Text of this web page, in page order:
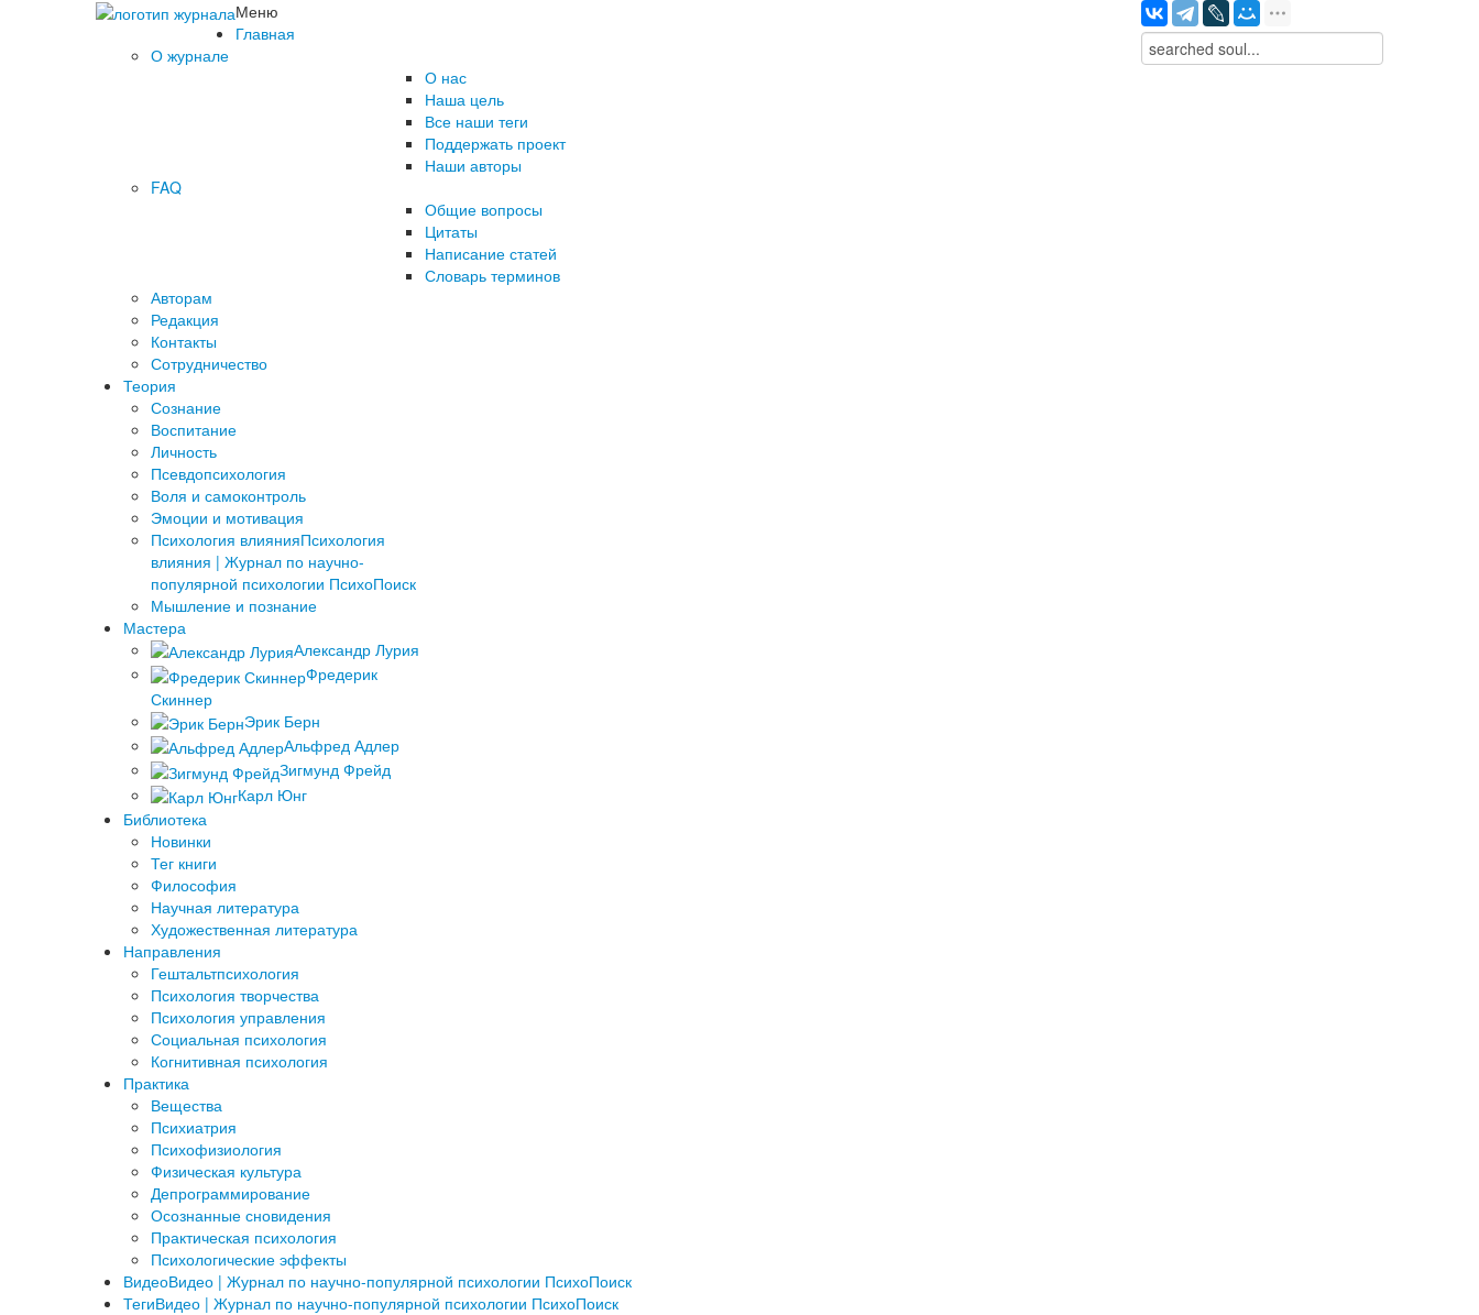
Меню
Главная
О журнале
О нас
Наша цель
Все наши теги
Поддержать проект
Наши авторы
FAQ
Общие вопросы
Цитаты
Написание статей
Словарь терминов
Авторам
Редакция
­Контакты
Сотрудничество
Теория
Сознание
Воспитание
Личность
Псевдопсихология
Воля и самоконтроль
Эмоции и мотивация
Психология влиянияПсихология
влияния | Журнал по научно-
популярной психологии ПсихоПоиск
Мышление и познание
Мастера
Александр Лурия
Фредерик
Скиннер
Эрик Берн
Альфред Адлер
Зигмунд Фрейд
Карл Юнг
Библиотека
Новинки
Тег книги
Философия
Научная литература
Художественная литература
Направления
Гештальтпсихология
Психология творчества
Психология управления
Социальная психология
Когнитивная психология
Практика
Вещества
Психиатрия
Психофизиология
Физическая культура
Депрограммирование
Осознанные сновидения
Практическая психология
Психологические эффекты
ВидеоВидео | Журнал по научно-популярной психологии ПсихоПоиск
ТегиВидео | Журнал по научно-популярной психологии ПсихоПоиск